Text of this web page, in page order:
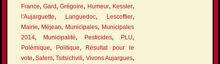
France, Gard,Grégoire, Humeur, Kessler,
l'Aujarguette, Languedoc, Lescoffier,
Mairie, Méjean, Municipales, Municipales
2014, Municipalité, Pesticides, PLU,
Polémique, Politique, Résultat pour le
vote, Salem,Tsitsichvili, Vivons Aujargues,